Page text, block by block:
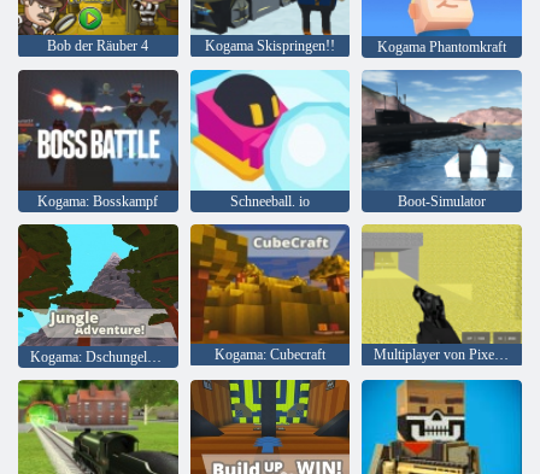
Bob der Räuber 4 Kogama Skispringen!! Kogama Phantomkraft
Kogama: Bosskampf Schneeball. io Boot-Simulator
Kogama: Cubecraft Multiplayer von Pixel Combat